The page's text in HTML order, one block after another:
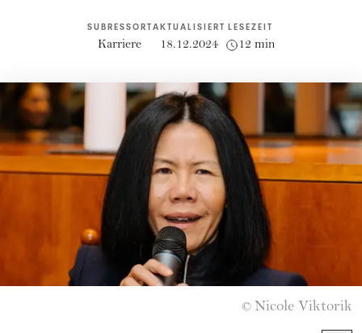
SUBRESSORT
Karriere
AKTUALISIERT
18.12.2024
LESEZEIT
12 min
© Nicole Viktorik